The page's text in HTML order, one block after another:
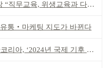
직무교육, 위생교육과 다르다”
통‧마케팅 지도가 바뀐다
아, ‘2024년 국제 기후 포럼’ 참석